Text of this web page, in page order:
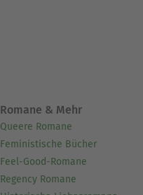
Romane & Mehr
Queere Romane
Feministische Bücher
Feel-Good-Romane
Regency Romane